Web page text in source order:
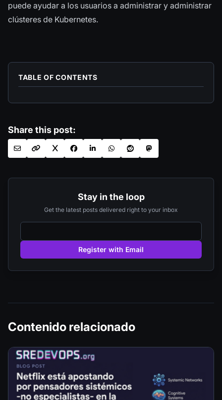
puede ayudar a los usuarios a administrar y administrar
clústeres de Kubernetes.
TABLE OF CONTENTS
Share this post:
Stay in the loop
Get the latest posts delivered right to your inbox
Register with Email
Contenido relacionado